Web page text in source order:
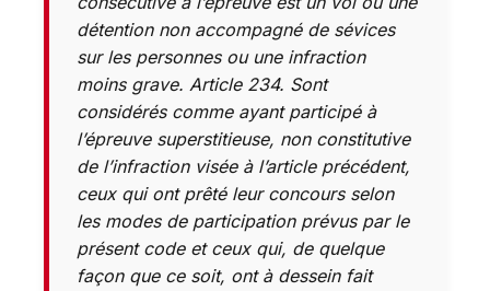
détention non accompagné de sévices
sur les personnes ou une infraction
moins grave. Article 234. Sont
considérés comme ayant participé à
l’épreuve superstitieuse, non constitutive
de l’infraction visée à l’article précédent,
ceux qui ont prêté leur concours selon
les modes de participation prévus par le
présent code et ceux qui, de quelque
façon que ce soit, ont à dessein fait